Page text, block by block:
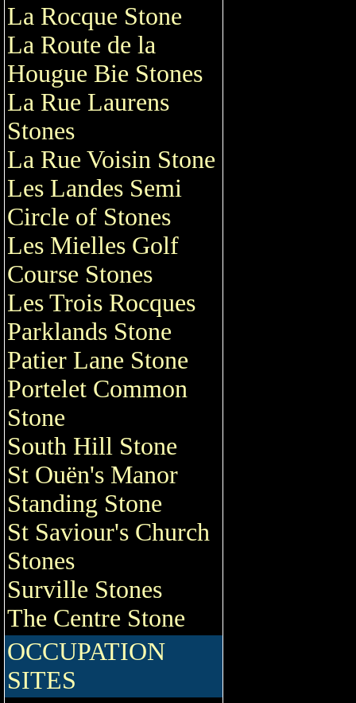
La Rocque Stone
La Route de la
Hougue Bie Stones
La Rue Laurens
Stones
La Rue Voisin Stone
Les Landes Semi
Circle of Stones
Les Mielles Golf
Course Stones
Les Trois Rocques
Parklands Stone
Patier Lane Stone
Portelet Common
Stone
South Hill Stone
St Ouën's Manor
Standing Stone
St Saviour's Church
Stones
Surville Stones
The Centre Stone
OCCUPATION
SITES